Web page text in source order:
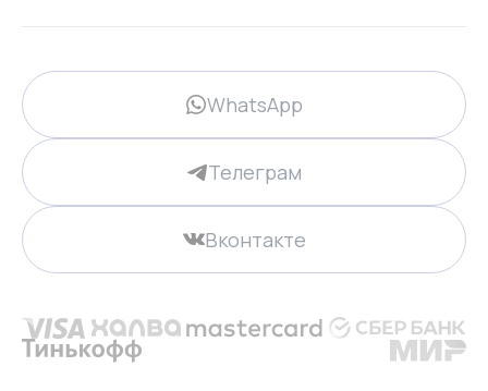
WhatsApp
Телеграм
Вконтакте